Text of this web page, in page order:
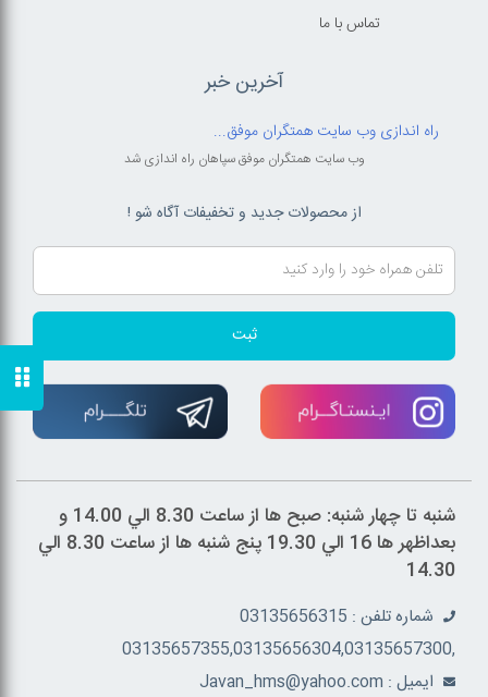
تماس با ما
آخرین خبر
راه اندازی وب سایت همتگران موفق...
وب سایت همتگران موفق سپاهان راه اندازی شد
از محصولات جدید و تخفیفات آگاه شو !
ثبت
شنبه تا چهار شنبه: صبح ها از ساعت 8.30 الي 14.00 و
بعداظهر ها 16 الي 19.30 پنج شنبه ها از ساعت 8.30 الي
14.30
شماره تلفن : 03135656315
,03135657355,03135656304,03135657300
ايميل : Javan_hms@yahoo.com